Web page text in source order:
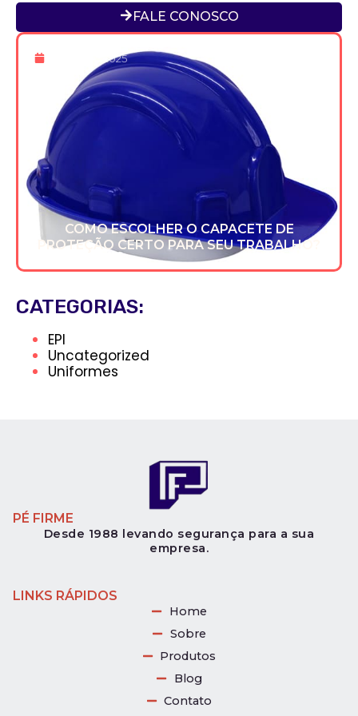
FALE CONOSCO
16 De Dez 2025
COMO ESCOLHER O CAPACETE DE
PROTEÇÃO CERTO PARA SEU TRABALHO?
CATEGORIAS:
EPI
Uncategorized
Uniformes
PÉ FIRME
Desde 1988 levando segurança para a sua
empresa.
LINKS RÁPIDOS
Home
Sobre
Produtos
Blog
Contato